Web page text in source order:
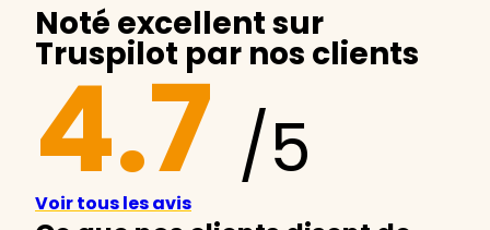
Noté excellent sur
Truspilot par nos clients
4.7 /5
Voir tous les avis